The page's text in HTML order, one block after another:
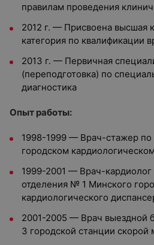
правилам проведения
2012 г. — Присвоена высшая
категория по квалификации
2013 г. — Первичная
(переподготовка) по
диагностика
Опыт работы:
1998-1999 — Врач-стажер
городском
1999-2001 — Врач-кардиолог
отделения № 1 Минского
кардиологического
2001-2005 — Врач выездной
3 городской станции